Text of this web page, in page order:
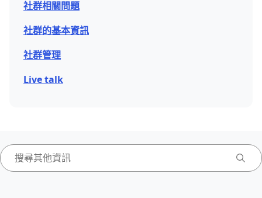
社群相關問題
社群的基本資訊
社群管理
Live talk